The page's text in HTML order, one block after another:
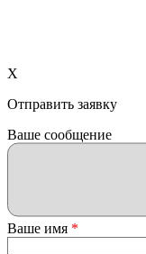
X
Отправить заявку
Ваше сообщение
Ваше имя *